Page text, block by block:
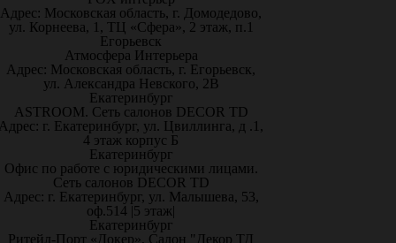
Адрес: Московская область, г. Домодедово,
ул. Корнеева, 1, ТЦ «Сфера», 2 этаж, п.1
Егорьевск
Атмосфера Интерьера
Адрес: Московская область, г. Егорьевск,
ул. Александра Невского, 2В
Екатеринбург
ASTROOM. Сеть салонов DECOR TD
г. Екатеринбург, ул. Цвиллинга, д .1,
4 этаж корпус Б
Екатеринбург
Офис по работе с юридическими лицами.
Сеть салонов DECOR TD
Адрес: г. Екатеринбург, ул. Малышева, 53,
оф.514 |5 этаж|
Екатеринбург
Ритейл-Порт «Докер», Салон "Декор ТД